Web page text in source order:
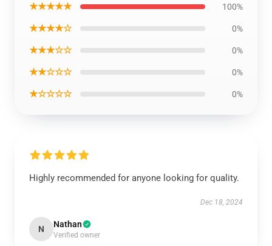
★★★★★ 100%
★★★★☆ 0%
★★★☆☆ 0%
★★☆☆☆ 0%
★☆☆☆☆ 0%
Highly recommended for anyone looking for quality.
Dec 18, 2024
N Nathan
Verified owner